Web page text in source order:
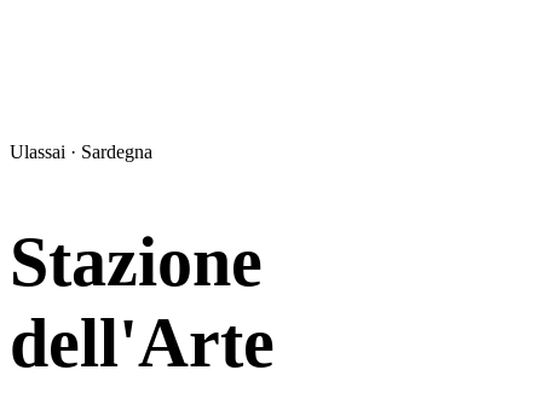
Ulassai · Sardegna
Stazione
dell'Arte